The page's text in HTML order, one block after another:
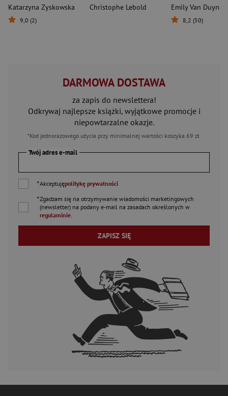
Katarzyna Zyskowska
9,0 (2)
Christophe Lebold
Emily Van Duyne
8,2 (50)
DARMOWA DOSTAWA
za zapis do newslettera!
Odkrywaj najlepsze książki, wyjątkowe promocje i
niepowtarzalne okazje.
*Kod jednorazowego użycia przy minimalnej wartości koszyka 69 zł.
Twój adres e-mail
*Akceptujępolitykę prywatności
*Zgadzam się na otrzymywanie wiadomości marketingowych
(newsletter) na podany e-mail na zasadach określonych w
regulaminie
ZAPISZ SIĘ